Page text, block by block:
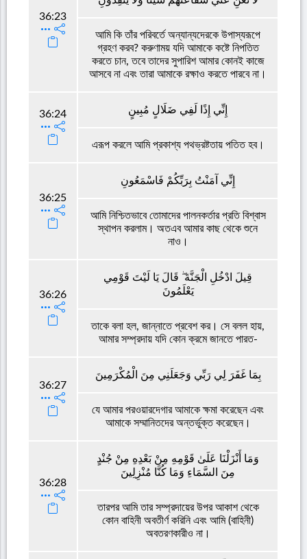
36:23
আমি কি তাঁর পরিবর্তে অন্যান্যদেরকে উপাস্যরূপে
গ্রহণ করব? করুণাময় যদি আমাকে কষ্টে নিপতিত
করতে চান, তবে তাদের সুপারিশ আমার কোনই কাজে
আসবে না এবং তারা আমাকে রক্ষাও করতে পারবে না।
36:24 إِنِّي إِذًا لَفِي ضَلَالٍ مُبِينٍ
এরূপ করলে আমি প্রকাশ্য পথভ্রষ্টতায় পতিত হব।
36:25
إِنِّي آمَنْتُ بِرَبِّكُمْ فَاسْمَعُونِ
আমি নিশ্চিতভাবে তোমাদের পালনকর্তার প্রতি বিশ্বাস
স্থাপন করলাম। অতএব আমার কাছ থেকে শুনে
নাও।
36:26
قِيلَ ادْخُلِ الْجَنَّةَ ۖ قَالَ يَا لَيْتَ قَوْمِي
يَعْلَمُونَ
তাকে বলা হল, জান্নাতে প্রবেশ কর। সে বলল হায়,
আমার সম্প্রদায় যদি কোন ক্রমে জানতে পারত-
36:27
بِمَا غَفَرَ لِي رَبِّي وَجَعَلَنِي مِنَ الْمُكْرَمِينَ
যে আমার পরওয়ারদেগার আমাকে ক্ষমা করেছেন এবং
আমাকে সম্মানিতদের অন্তর্ভুক্ত করেছেন।
36:28
وَمَا أَنْزَلْنَا عَلَىٰ قَوْمِهِ مِنْ بَعْدِهِ مِنْ جُنْدٍ
مِنَ السَّمَاءِ وَمَا كُنَّا مُنْزِلِينَ
তারপর আমি তার সম্প্রদায়ের উপর আকাশ থেকে
কোন বাহিনী অবতীর্ণ করিনি এবং আমি (বাহিনী)
অবতরণকারীও না।